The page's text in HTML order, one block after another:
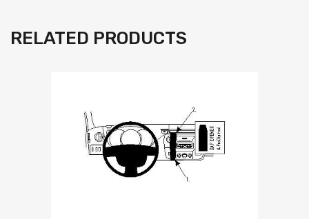
RELATED PRODUCTS